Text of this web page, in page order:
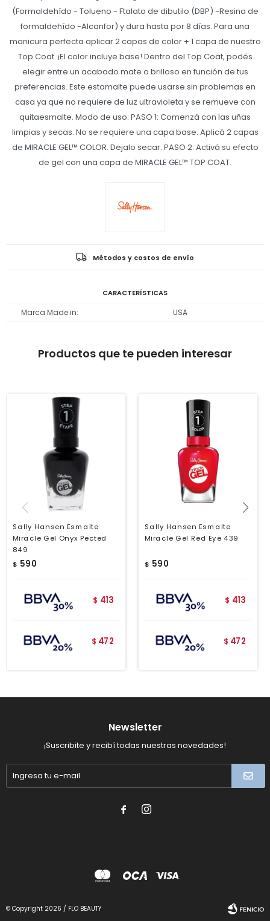
(Formaldehído - Tolueno - Ftalato de dibutilo (DBP) -Resina de
formaldehído -Alcanfor) y dura hasta por 8 días. Para una
manicura perfecta aplicar 2 capas de color + 1 capa de nuestro
Top Coat. ¡El color incluye base! Dentro del Top Coat, podés
elegir entre un acabado mate o brilloso en función de tus
preferencias. Este estamalte puede usarse sin problemas en
casa ya que no requiere de luz ultravioleta y se remueve con
quitaesmalte. Modo de uso: PASO 1: Comenzá con las uñas
limpias y secas. No se requiere una capa base. Aplicá 2 capas
de MIRACLE GEL™ COLOR. Dejalo secar. PASO 2: Activá su efecto
de gel con una capa de MIRACLE GEL™ TOP COAT.
Métodos y costos de envío
CARACTERÍSTICAS
Marca Made in USA
Productos que te pueden interesar
Sally Hansen Esmalte
Miracle Gel Onyx Pected
849
$ 590
$ 413
$ 472
Sally Hansen Esmalte
Miracle Gel Red Eye 439
$ 590
$ 413
$ 472
Newsletter
¡Suscribite y recibí todas nuestras novedades!
 
© Copyright 2026 / FLO BEAUTY